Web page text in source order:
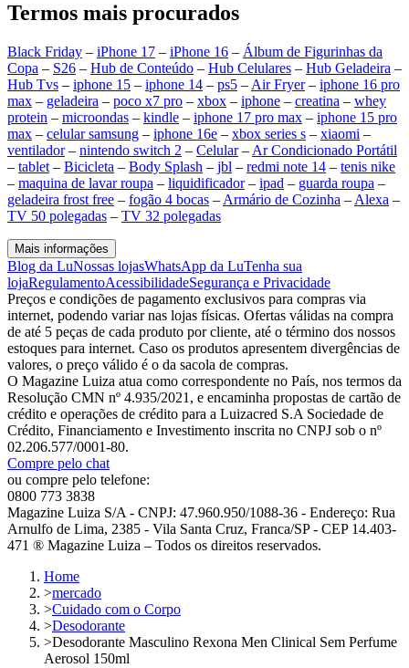
Termos mais procurados
Black Friday – iPhone 17 – iPhone 16 – Álbum de Figurinhas da
Copa – S26 – Hub de Conteúdo – Hub Celulares – Hub Geladeira –
Hub Tvs – iphone 15 – iphone 14 – ps5 – Air Fryer– iphone 16 pro
max – geladeira – poco x7 pro – xbox – iphone – creatina – whey
protein – microondas – kindle – iphone 17 pro max – iphone 15 pro
max – celular samsung – iphone 16e – xbox series s – xiaomi –
ventilador– nintendo switch 2 – Celular– Ar Condicionado Portátil
– tablet – Bicicleta – Body Splash – jbl – redmi note 14 – tenis nike
– maquina de lavar roupa – liquidificador– ipad – guarda roupa –
geladeira frost free – fogão 4 bocas – Armário de Cozinha – Alexa –
TV 50 polegadas – TV 32 polegadas
Mais informações
Blog da LuNossas lojasWhatsApp da LuTenha sua
lojaRegulamentoAcessibilidadeSegurança e Privacidade
Preços e condições de pagamento exclusivos para compras via
internet, podendo variar nas lojas físicas. Ofertas válidas na compra
de até 5 peças de cada produto por cliente, até o término dos nossos
estoques para internet. Caso os produtos apresentem divergências de
valores, o preço válido é o da sacola de compras.
O Magazine Luiza atua como correspondente no País, nos termos da
Resolução CMN nº 4.935/2021, e encaminha propostas de cartão de
crédito e operações de crédito para a Luizacred S.A Sociedade de
Crédito, Financiamento e Investimento inscrita no CNPJ sob o nº
02.206.577/0001-80.
Compre pelo chat
ou compre pelo telefone:
0800 773 3838
Magazine Luiza S/A - CNPJ: 47.960.950/1088-36 - Endereço: Rua
Arnulfo de Lima, 2385 - Vila Santa Cruz, Franca/SP - CEP 14.403-
471 ® Magazine Luiza – Todos os direitos reservados.
Home
>mercado
>Cuidado com o Corpo
>Desodorante
>Desodorante Masculino Rexona Men Clinical Sem Perfume
Aerosol 150ml